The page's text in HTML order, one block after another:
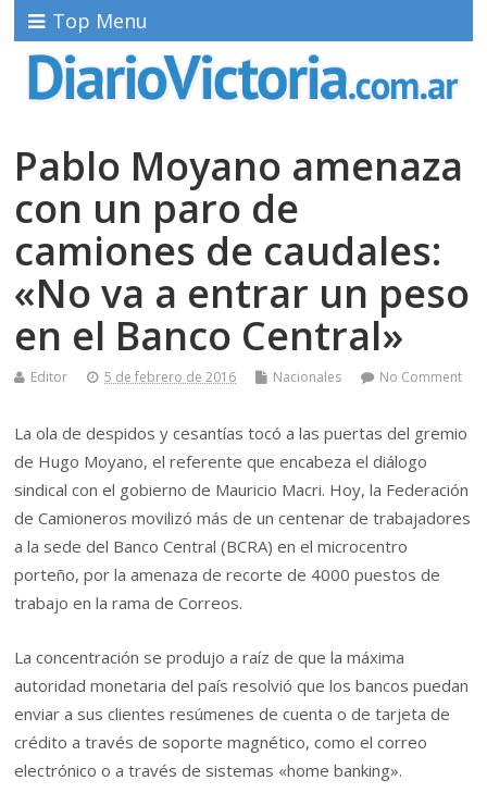
Top Menu
Pablo Moyano amenaza
con un paro de
camiones de caudales:
«No va a entrar un peso
en el Banco Central»
Editor 5 de febrero de 2016 Nacionales No Comment
La ola de despidos y cesantías tocó a las puertas del gremio
de Hugo Moyano, el referente que encabeza el diálogo
sindical con el gobierno de Mauricio Macri. Hoy, la Federación
de Camioneros movilizó más de un centenar de trabajadores
a la sede del Banco Central (BCRA) en el microcentro
porteño, por la amenaza de recorte de 4000 puestos de
trabajo en la rama de Correos.
La concentración se produjo a raíz de que la máxima
autoridad monetaria del país resolvió que los bancos puedan
enviar a sus clientes resúmenes de cuenta o de tarjeta de
crédito a través de soporte magnético, como el correo
electrónico o a través de sistemas «home banking».